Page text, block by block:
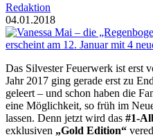
Redaktion
04.01.2018
Das Silvester Feuerwerk ist erst
Jahr 2017 ging gerade erst zu
geleert – und schon haben die
eine Möglichkeit, so früh im
lassen. Denn jetzt wird das #1-
exklusiven „Gold Edition“